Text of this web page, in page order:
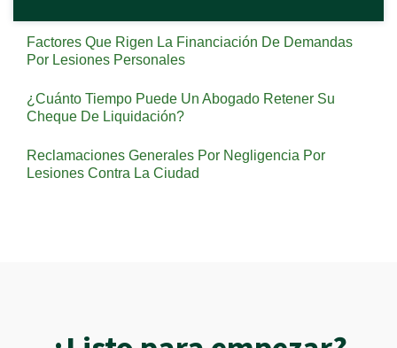
Factores Que Rigen La Financiación De Demandas
Por Lesiones Personales
¿Cuánto Tiempo Puede Un Abogado Retener Su
Cheque De Liquidación?
Reclamaciones Generales Por Negligencia Por
Lesiones Contra La Ciudad